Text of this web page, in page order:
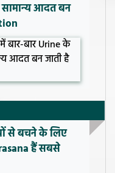
आदत बन
से बचने के लिए
हैं सबसे